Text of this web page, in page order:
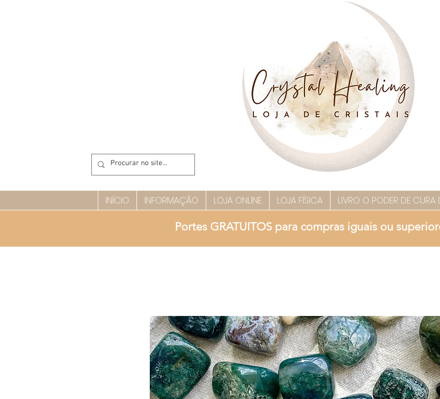
INÍCIO INFORMAÇÃO LOJA ONLINE LOJA FÍSICA LIVRO O PODER DE CURA
Portes GRATUITOS para compras iguais ou